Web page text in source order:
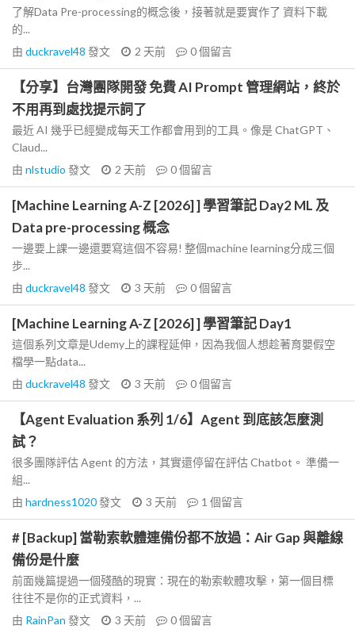
了解Data Pre-processing的概念後，接著就是要實作了 資料下載
的...
由 duckravel48 發文 2 天前 0個留言
【分享】台灣團隊開發 免費 AI Prompt 管理網站，終於
不用再到處找提示詞了
最近 AI 幾乎已經變成每天工作都會用到的工具。像是 ChatGPT、
Claud...
由 nlstudio 發文 2 天前 0個留言
[Machine Learning A-Z [2026] ] 學習筆記 Day2 ML 及
Data pre-processing 概念
一邊要上課一邊還要寫這個不容易! 整個machine learning分成三個
步...
由 duckravel48 發文 3 天前 0個留言
[Machine Learning A-Z [2026] ] 學習筆記 Day1
這個系列文章是Udemy上的課程延伸，因為我個人想趁著育嬰假空
檔學一點data...
由 duckravel48 發文 3 天前 0個留言
【Agent Evaluation 系列 1/6】Agent 到底該怎麼測
試？
很多團隊評估 Agent 的方法，其實還停留在評估 Chatbot。 準備一
組...
由 hardness1020發文 3 天前 1 個留言
# [Backup] 當勒索軟體連備份都不放過：Air Gap 與離線
備份是什麼
前面幾篇提過一個殘酷的現實：現在的勒索軟體攻擊，第一個目標
往往不是你的正式資料，...
由 RainPan 發文 3 天前 0個留言